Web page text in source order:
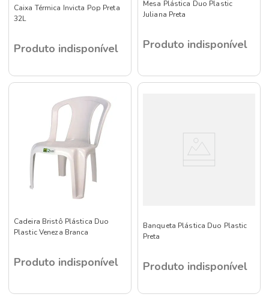
Caixa Térmica Invicta Pop Preta
32L
Produto indisponível
Mesa Plástica Duo Plastic
Juliana Preta
Produto indisponível
Cadeira Bristô Plástica Duo
Plastic Veneza Branca
Produto indisponível
Banqueta Plástica Duo Plastic
Preta
Produto indisponível